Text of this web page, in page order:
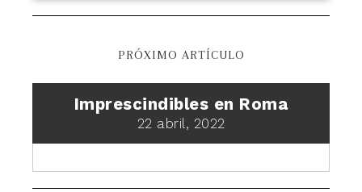
PRÓXIMO ARTÍCULO
Imprescindibles en Roma
22 abril, 2022